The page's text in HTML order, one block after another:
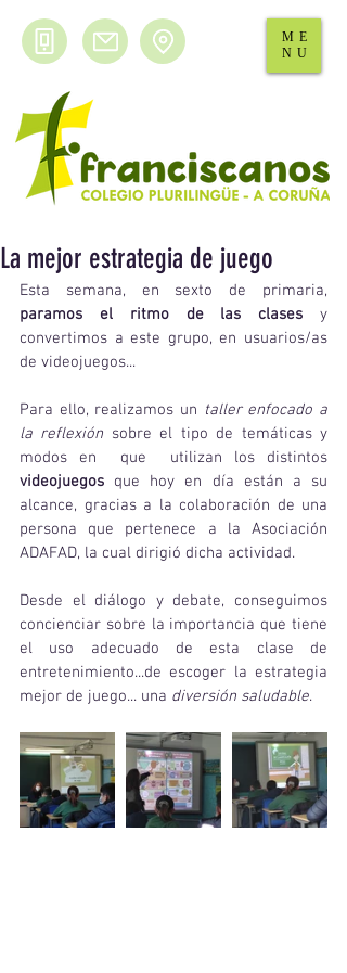
ME
NU
La mejor estrategia de juego
paramos el ritmo de las clases y
convertimos a este grupo, en usuarios/as
de videojuegos...
Para ello, realizamos un taller enfocado a
la reflexión sobre el tipo de temáticas y
videojuegos que hoy en día están a su
alcance, gracias a la colaboración de una
persona que pertenece a la Asociación
ADAFAD, la cual dirigió dicha actividad.
Desde el diálogo y debate, conseguimos
concienciar sobre la importancia que tiene
el uso adecuado de esta clase de
entretenimiento...de escoger la estrategia
mejor de juego... una diversión saludable.